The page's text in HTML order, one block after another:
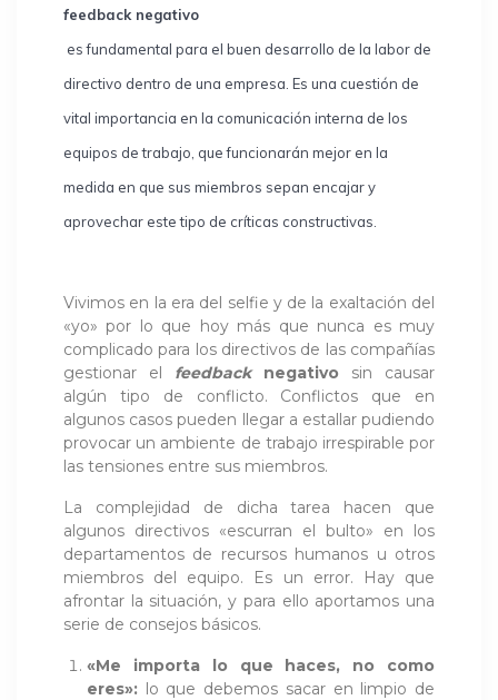
feedback negativo
es fundamental para el buen desarrollo de la labor de
directivo dentro de una empresa. Es una cuestión de
vital importancia en la comunicación interna de los
equipos de trabajo, que funcionarán mejor en la
medida en que sus miembros sepan encajar y
aprovechar este tipo de críticas constructivas.
Vivimos en la era del selfie y de la exaltación del
«yo» por lo que hoy más que nunca es muy
complicado para los directivos de las compañías
gestionar el feedbacknegativo sin causar
algún tipo de conflicto. Conflictos que en
algunos casos pueden llegar a estallar pudiendo
provocar un ambiente de trabajo irrespirable por
las tensiones entre sus miembros.
La complejidad de dicha tarea hacen que
algunos directivos «escurran el bulto» en los
departamentos de recursos humanos u otros
miembros del equipo. Es un error. Hay que
afrontar la situación, y para ello aportamos una
serie de consejos básicos.
«Me importa lo que haces, no como
eres»: lo que debemos sacar en limpio de